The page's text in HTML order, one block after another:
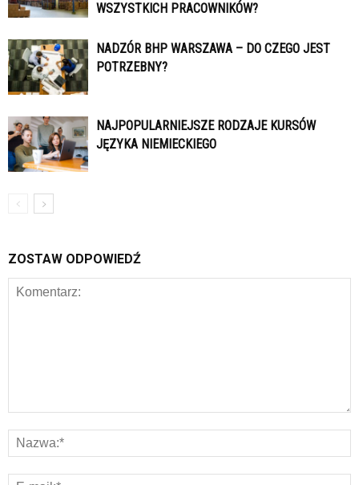
WSZYSTKICH PRACOWNIKÓW?
NADZÓR BHP WARSZAWA – DO CZEGO JEST
POTRZEBNY?
NAJPOPULARNIEJSZE RODZAJE KURSÓW
JĘZYKA NIEMIECKIEGO
ZOSTAW ODPOWIEDŹ